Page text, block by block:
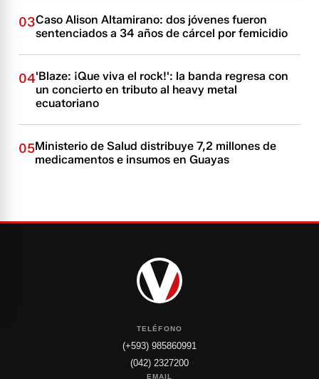
03Caso Alison Altamirano: dos jóvenes fueron
sentenciados a 34 años de cárcel por femicidio
04'Blaze: ¡Que viva el rock!': la banda regresa con
un concierto en tributo al heavy metal
ecuatoriano
05Ministerio de Salud distribuye 7,2 millones de
medicamentos e insumos en Guayas
TELÉFONO
(+593) 985860991
(042) 2327200
EMAIL